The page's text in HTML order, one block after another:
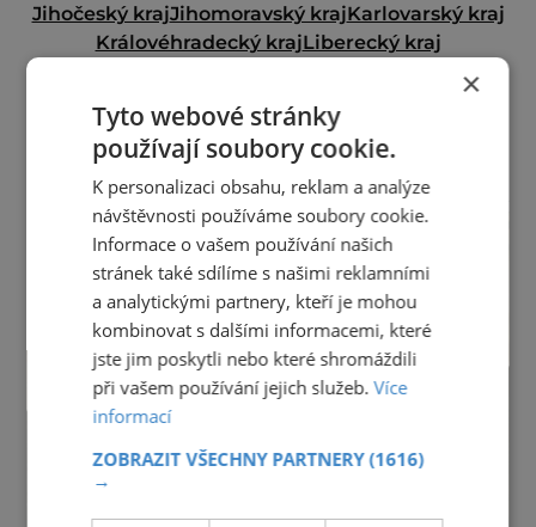
Jihočeský krajJihomoravský krajKarlovarský kraj
Královéhradecký krajLiberecký kraj
Středočeský kraj Ústecký kraj
Zlínský kraj
reklama
×
Tyto webové stránky
používají soubory cookie.
K personalizaci obsahu, reklam a analýze
návštěvnosti používáme soubory cookie.
Informace o vašem používání našich
stránek také sdílíme s našimi reklamními
a analytickými partnery, kteří je mohou
kombinovat s dalšími informacemi, které
jste jim poskytli nebo které shromáždili
při vašem používání jejich služeb.Více
informací
ZOBRAZIT VŠECHNY PARTNERY(1616)
→